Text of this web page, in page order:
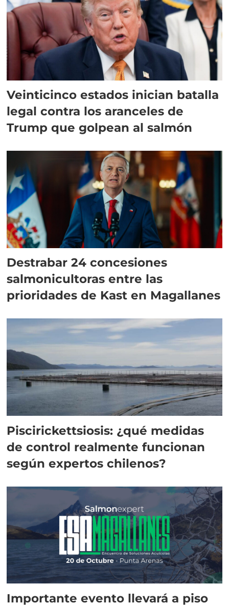
Veinticinco estados inician batalla
legal contra los aranceles de
Trump que golpean al salmón
Destrabar 24 concesiones
salmonicultoras entre las
prioridades de Kast en Magallanes
Piscirickettsiosis: ¿qué medidas
de control realmente funcionan
según expertos chilenos?
Importante evento llevará a piso